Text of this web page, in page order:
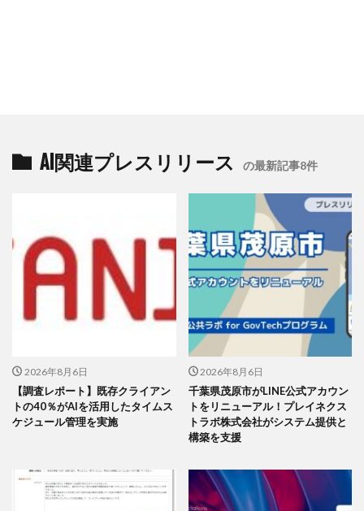
AI関連プレスリリース の最新記事8件
2026年8月6日
【調査レポート】既存クライアン
トの40％がAIを活用したタイムス
ケジュール管理を実施
2026年8月6日
千葉県茂原市がLINE公式アカウン
トをリニューアル！プレイネクス
トラボ株式会社がシステム提供と
構築を支援